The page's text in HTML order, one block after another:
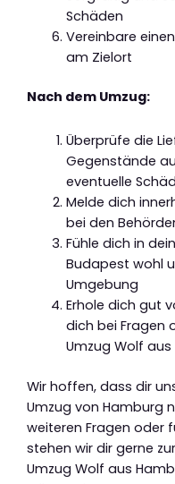
Schäden
Vereinbare
am Zielort
Nach dem Umzug:
Überprüfe die
Gegenstände
eventuelle
Melde dich
bei den
Fühle dich in
Budapest wohl
Umgebung
Erhole dich gut
dich bei Fragen
Umzug Wolf
Wir hoffen, dass dir
Umzug von Hamburg
weiteren Fragen oder
stehen wir dir gerne
Umzug Wolf aus